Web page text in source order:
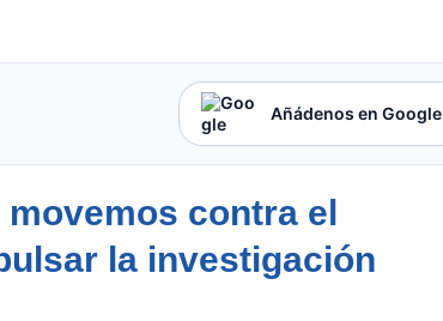
Añádenos en Google
contra el
la investigación